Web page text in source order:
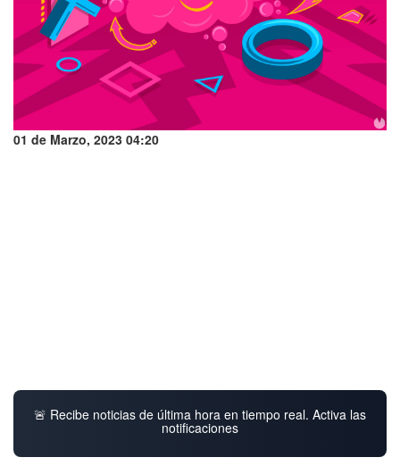
01 de Marzo, 2023 04:20
🚨 Recibe noticias de última hora en tiempo real. Activa las
notificaciones